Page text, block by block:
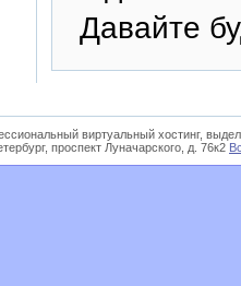
Давайте
виртуальный хостинг,
проспект Луначарского, д. 76к2